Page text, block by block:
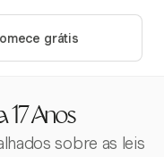
grátis
17 Anos
sobre as leis